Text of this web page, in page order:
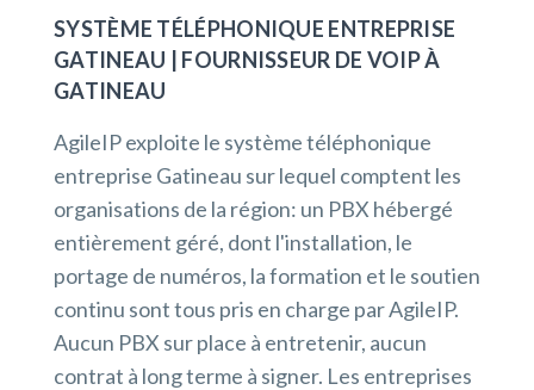
SYSTÈME TÉLÉPHONIQUE ENTREPRISE
GATINEAU | FOURNISSEUR DE VOIP À
GATINEAU
AgileIP exploite le système téléphonique
entreprise Gatineau sur lequel comptent les
organisations de la région: un PBX hébergé
entièrement géré, dont l'installation, le
portage de numéros, la formation et le soutien
continu sont tous pris en charge par AgileIP.
Aucun PBX sur place à entretenir, aucun
contrat à long terme à signer. Les entreprises